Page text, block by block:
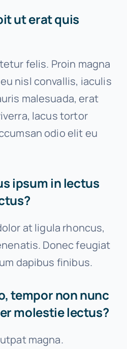
ut erat quis
felis. Proin magna
nisl convallis, iaculis
malesuada, erat
lacus tortor
odio elit eu
ipsum in lectus
at ligula rhoncus,
Donec feugiat
dapibus finibus.
tempor non nunc
molestie lectus?
magna.